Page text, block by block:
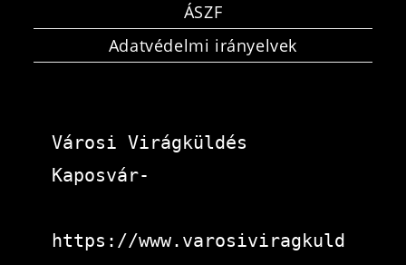
ÁSZF
Adatvédelmi irányelvek
Városi Virágküldés
Kaposvár-
https://www.varosiviragkuld